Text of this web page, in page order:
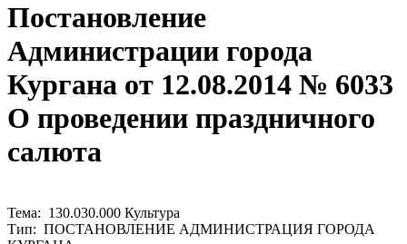
Постановление
Администрации города
Кургана от 12.08.2014 № 6033
О проведении праздничного
салюта
Тема: 130.030.000 Культура
Тип: ПОСТАНОВЛЕНИЕ АДМИНИСТРАЦИЯ ГОРОДА